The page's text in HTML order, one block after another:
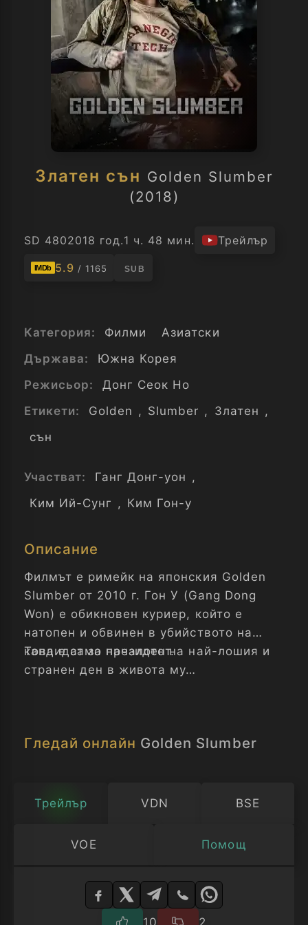
Златен сън Golden Slumber
(2018)
SD 4802018 год.1 ч. 48 мин. Трейлър
IMDb 5.9 / 1165 SUB
Категория: Филми
Азиатски
Държава:
Южна Корея
Режисьор:
Донг Сеок Но
Етикети:
Golden , Slumber , Златен ,
сън
Участват: Ганг Донг-уон ,
Ким Ий-Сунг , Ким Гон-у
Описание
Филмът е римейк на японския Golden
Slumber от 2010 г. Гон У (Gang Dong
Won) е обикновен куриер, който е
натопен и обвинен в убийството на
кандидат за президент.
Това е само началото на най-лошия и
странен ден в живота му…
Гледай онлайн Golden Slumber
Трейлър VDN BSE
VOE Помощ
Изберете
10 2